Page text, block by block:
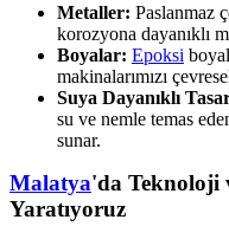
Metaller: Paslanmaz
korozyona dayanıklı
Boyalar: Epoksi
makinalarımızı
Suya Dayanıklı
su ve nemle temas
sunar.
Malatya'da Teknoloji
Yaratıyoruz